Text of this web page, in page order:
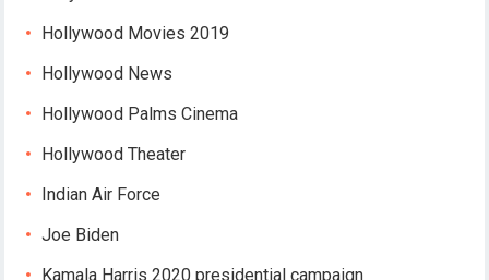
Hollywood Movies 2019
Hollywood News
Hollywood Palms Cinema
Hollywood Theater
Indian Air Force
Joe Biden
Kamala Harris 2020 presidential campaign